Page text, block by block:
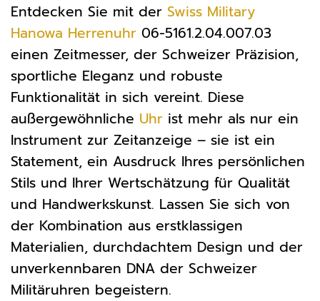
Entdecken Sie mit der Swiss Military
Hanowa Herrenuhr 06-5161.2.04.007.03
einen Zeitmesser, der Schweizer Präzision,
sportliche Eleganz und robuste
Funktionalität in sich vereint. Diese
außergewöhnliche Uhr ist mehr als nur ein
Instrument zur Zeitanzeige – sie ist ein
Statement, ein Ausdruck Ihres persönlichen
Stils und Ihrer Wertschätzung für Qualität
und Handwerkskunst. Lassen Sie sich von
der Kombination aus erstklassigen
Materialien, durchdachtem Design und der
unverkennbaren DNA der Schweizer
Militäruhren begeistern.